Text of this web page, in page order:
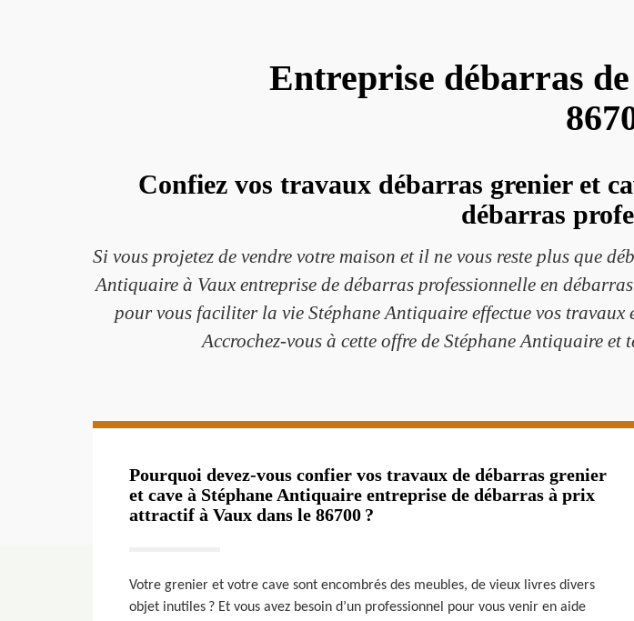
Entreprise débarras
Confiez vos travaux débarras grenier et
débarras
Si vous projetez de vendre votre maison et il ne vous reste plus que
Antiquaire à Vaux entreprise de débarras professionnelle en
pour vous faciliter la vie Stéphane Antiquaire effectue vos
Accrochez-vous à cette offre de Stéphane Antiquaire et
Pourquoi devez-vous confier vos travaux de débarras grenier
et cave à Stéphane Antiquaire entreprise de débarras à prix
attractif à Vaux dans le 86700 ?
Votre grenier et votre cave sont encombrés des meubles, de vieux livres divers
objet inutiles ? Et vous avez besoin d’un professionnel pour vous venir en aide